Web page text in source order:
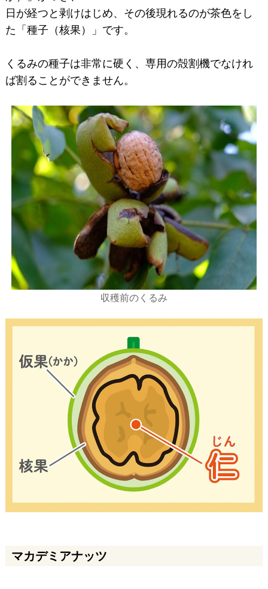
日が経つと剥けはじめ、その後現れるのが茶色をし
た「種子（核果）」です。
くるみの種子は非常に硬く、専用の殻割機でなけれ
ば割ることができません。
収穫前のくるみ
マカデミアナッツ